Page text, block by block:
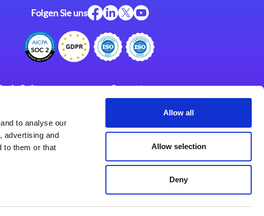
to analyse our
advertising and
to them or that
Allow all
Allow selection
Deny
Folgen Sie uns
Software
Niederlassungen
Support
Impressum